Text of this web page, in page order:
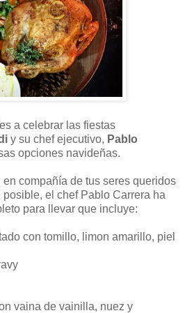
a celebrar las fiestas
y su chef ejecutivo, Pablo
opciones navideñas.
compañía de tus seres queridos
el chef Pablo Carrera ha
para llevar que incluye:
con tomillo, limon amarillo, piel
vaina de vainilla, nuez y